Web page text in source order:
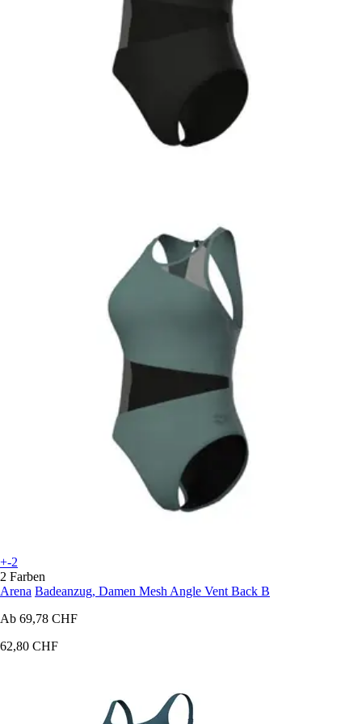
+-2
2 Farben
Arena Badeanzug, Damen Mesh Angle Vent Back B
Ab 69,78 CHF
62,80 CHF